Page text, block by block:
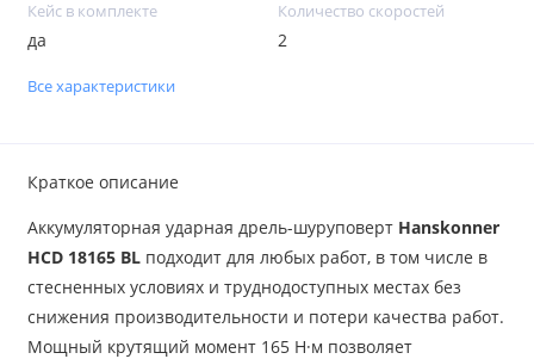
Кейс в комплекте
да
Количество скоростей
2
Все характеристики
Краткое описание
Аккумуляторная ударная дрель-шуруповерт Hanskonner
HCD 18165 BLподходит для любых работ, в том числе в
стесненных условиях и труднодоступных местах без
снижения производительности и потери качества работ.
Мощный крутящий момент 165 Н·м позволяет